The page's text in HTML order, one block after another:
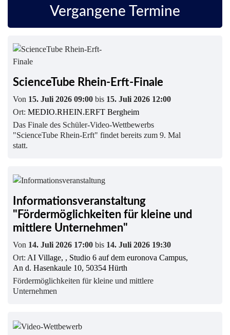
Vergangene Termine
ScienceTube Rhein-Erft-Finale
Von 15. Juli 2026 09:00 bis 15. Juli 2026 12:00
Ort: MEDIO.RHEIN.ERFT Bergheim
Das Finale des Schüler-Video-Wettbewerbs
"ScienceTube Rhein-Erft" findet bereits zum 9. Mal
statt.
Informationsveranstaltung
"Fördermöglichkeiten für kleine und
mittlere Unternehmen"
Von 14. Juli 2026 17:00 bis 14. Juli 2026 19:30
Ort: AI Village, , Studio 6 auf dem euronova Campus,
An d. Hasenkaule 10, 50354 Hürth
Fördermöglichkeiten für kleine und mittlere
Unternehmen